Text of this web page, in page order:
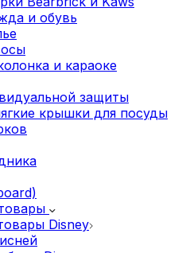
и обувь
и караоке
защиты
крышки для посуды
Disney